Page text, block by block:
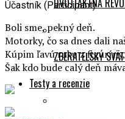
DVOJTAKTNÁ
ZBERATEĽSKÝ
Testy a recenzie
Účastník (Participant)
Boli sme, pekný deň.
Motorky, čo sa dnes dali
Kúpim ľavú ruku z
Šak kdo bude calý deň